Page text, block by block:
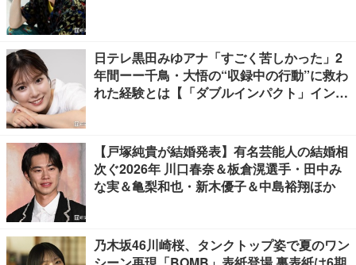
日テレ黒田みゆアナ「すごく苦しかった」2
年間ーー千鳥・大悟の“収録中の行動”に救わ
れた経験とは【「ダブルインパクト」インタ
【戸塚純貴が結婚発表】有名芸能人の結婚相
次ぐ2026年 川口春奈＆板倉滉選手・田中み
な実＆亀梨和也・新木優子＆中島裕翔ほか
乃木坂46川崎桜、タンクトップ姿で夏のワン